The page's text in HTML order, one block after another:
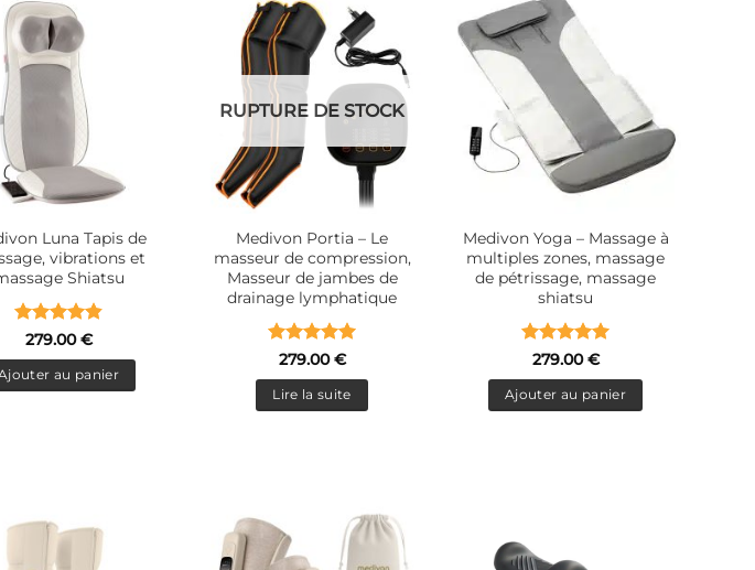
Luna Tapis de
vibrations et
Shiatsu
Note4.83
279.00€
au panier
RUPTURE DE STOCK
Medivon Portia – Le
masseur de compression,
Masseur de jambes de
drainage lymphatique
Note5sur
279.00€
Lire la suite
Medivon Yoga – Massage à
multiples zones, massage
de pétrissage, massage
shiatsu
Note5sur
279.00€
Ajouter au panier